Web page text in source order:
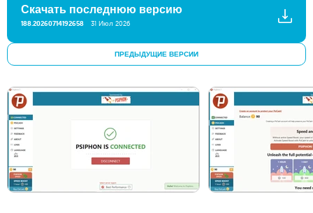
Скачать последнюю версию
188.20260714192658 31 Июл 2026
ПРЕДЫДУЩИЕ ВЕРСИИ